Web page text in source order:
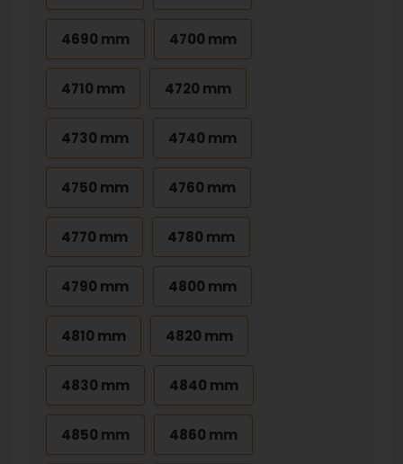
4690 mm 4700 mm
4710 mm 4720 mm
4730 mm 4740 mm
4750 mm 4760 mm
4770 mm 4780 mm
4790 mm 4800 mm
4810 mm 4820 mm
4830 mm 4840 mm
4850 mm 4860 mm